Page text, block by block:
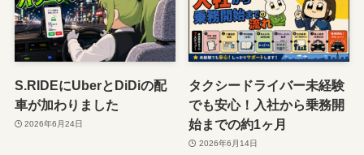
S.RIDEにUberとDiDiの配
車が加わりました
2026年6月24日
タクシードライバー未経験
でも安心！入社から乗務開
始までの約1ヶ月
2026年6月14日